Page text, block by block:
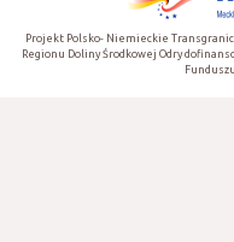
Projekt Polsko- Niemieckie
Regionu Doliny Środkowej Odry